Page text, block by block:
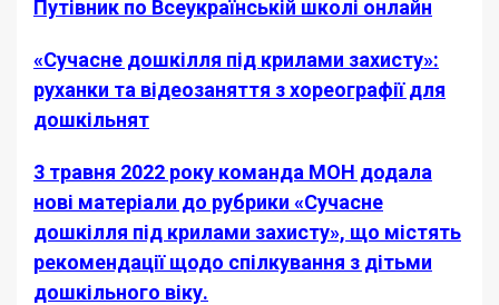
Путівник по Всеукраїнській школі онлайн
«Сучасне дошкілля під крилами захисту»:
руханки та відеозаняття з хореографії для
дошкільнят
3 травня 2022 року команда МОН додала
нові матеріали до рубрики «Сучасне
дошкілля під крилами захисту», що містять
рекомендації щодо спілкування з дітьми
дошкільного віку.